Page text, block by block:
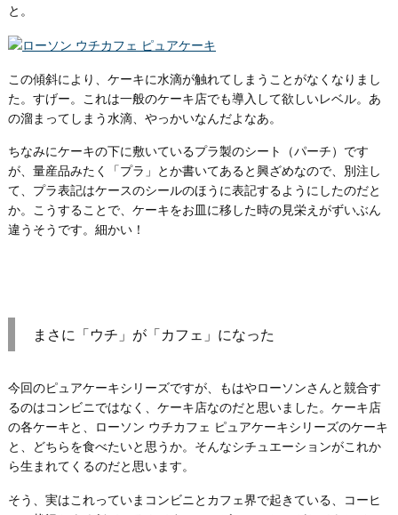
と。
この傾斜により、ケーキに水滴が触れてしまうことがなくなりまし
た。すげー。これは一般のケーキ店でも導入して欲しいレベル。あ
の溜まってしまう水滴、やっかいなんだよなあ。
ちなみにケーキの下に敷いているプラ製のシート（パーチ）です
が、量産品みたく「プラ」とか書いてあると興ざめなので、別注し
て、プラ表記はケースのシールのほうに表記するようにしたのだと
か。こうすることで、ケーキをお皿に移した時の見栄えがずいぶん
違うそうです。細かい！
まさに「ウチ」が「カフェ」になった
今回のピュアケーキシリーズですが、もはやローソンさんと競合す
るのはコンビニではなく、ケーキ店なのだと思いました。ケーキ店
の各ケーキと、ローソン ウチカフェ ピュアケーキシリーズのケーキ
と、どちらを食べたいと思うか。そんなシチュエーションがこれか
ら生まれてくるのだと思います。
そう、実はこれっていまコンビニとカフェ界で起きている、コーヒ